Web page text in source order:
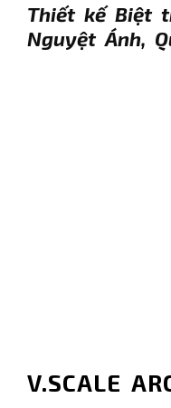
Thiết kế Biệt
Nguyệt Ánh,
V.SCALE